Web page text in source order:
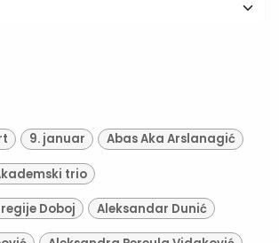
9. januar Abas Aka Arslanagić
trio
Doboj Aleksandar Dunić